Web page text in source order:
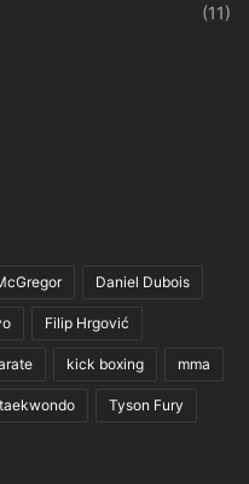
(11)
Daniel Dubois
Filip Hrgović
kick boxing mma
taekwondo Tyson Fury